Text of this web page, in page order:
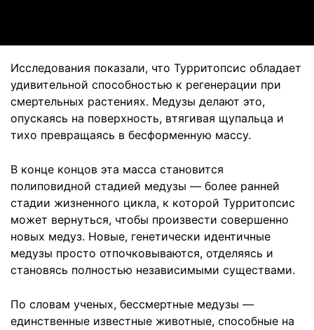
Исследования показали, что Турритопсис обладает
удивительной способностью к регенерации при
смертельных растениях. Медузы делают это,
опускаясь на поверхность, втягивая щупальца и
тихо превращаясь в бесформенную массу.
В конце концов эта масса становится
полиповидной стадией медузы — более ранней
стадии жизненного цикла, к которой Турритопсис
может вернуться, чтобы произвести совершенно
новых медуз. Новые, генетически идентичные
медузы просто отпочковываются, отделяясь и
становясь полностью независимыми существами.
По словам ученых, бессмертные медузы —
единственные известные животные, способные на